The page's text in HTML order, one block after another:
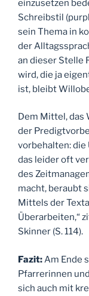
einzusetzen
Schreibstil
sein Thema in
der
an dieser Stelle
wird, die ja
ist, bleibt
Dem Mittel, das
der
vorbehalten:
das leider oft
des
macht, beraubt
Mittels der
Überarbeiten,“
Skinner (S. 114).
Fazit:Am Ende
Pfarrerinnen
sich auch mit